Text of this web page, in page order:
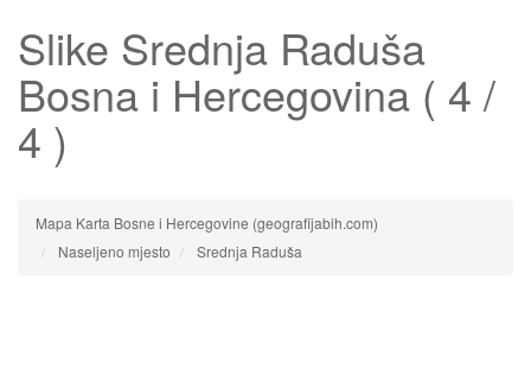
Slike Srednja Raduša
Bosna i Hercegovina ( 4 /
4 )
Mapa Karta Bosne i Hercegovine (geografijabih.com)
Naseljeno mjesto
Srednja Raduša